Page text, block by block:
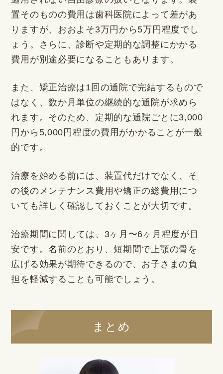
置そのものの費用は歯科医院によって差があ
りますが、おおよそ3万円から5万円程度でし
ょう。さらに、診断や定期的な調整にかかる
費用が別途必要になることもあります。
また、矯正治療は1回の通院で完結するもので
はなく、数か月単位の継続的な通院が求めら
れます。そのため、定期的な通院ごとに3,000
円から5,000円程度の費用がかかることが一般
的です。
治療を始める前には、装置代だけでなく、そ
の後のメンテナンス費用や矯正の総費用につ
いても詳しく確認しておくことが大切です。
治療期間に関しては、3ヶ月〜6ヶ月程度が目
安です。名前のとおり、短期間で上顎の骨を
広げる効果が期待できるので、お子さまの負
担を軽減することも可能でしょう。
まとめ